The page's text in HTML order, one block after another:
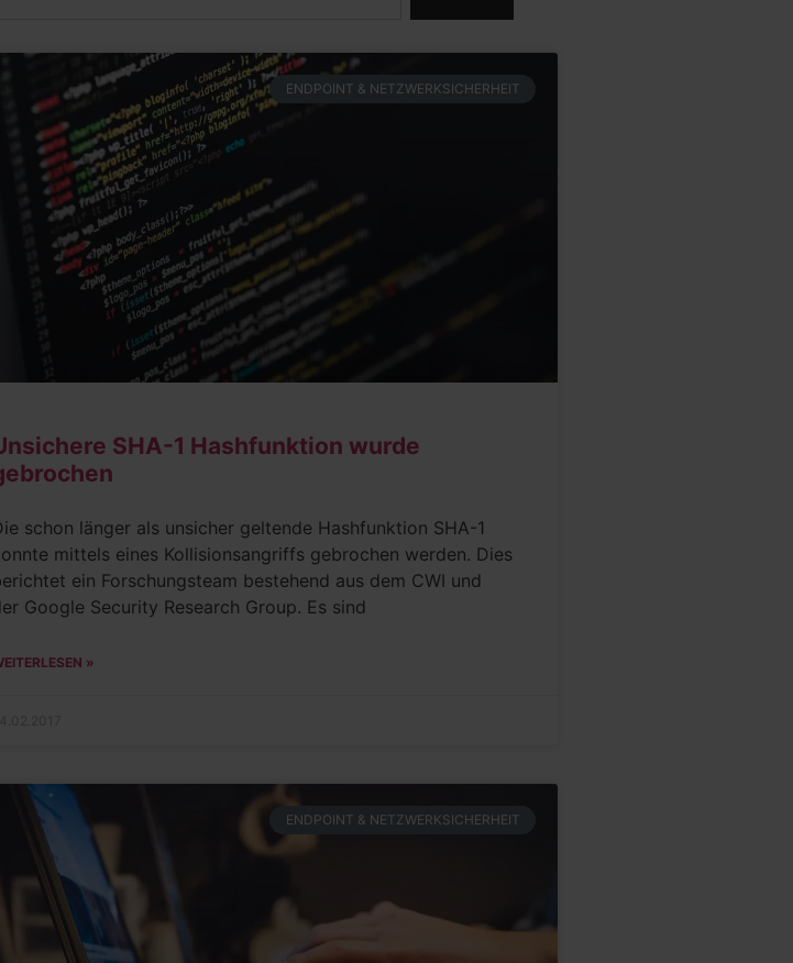
ENDPOINT & NETZWERKSICHERHEIT
SHA-1 Hashfunktion wurde
schon länger als unsicher geltende Hashfunktion SHA-1
mittels eines Kollisionsangriffs gebrochen werden. Dies
ein Forschungsteam bestehend aus dem CWI und
Google Security Research Group. Es sind
»
ENDPOINT & NETZWERKSICHERHEIT